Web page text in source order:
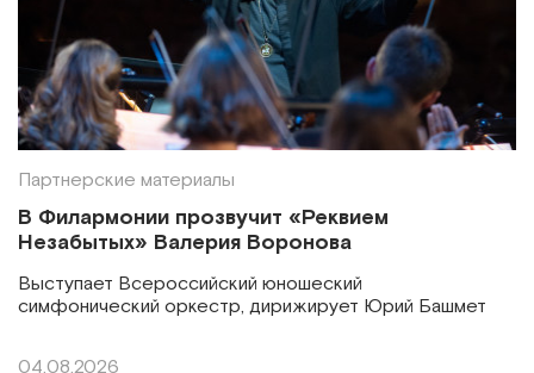
Партнерские материалы
В Филармонии прозвучит «Реквием
Незабытых» Валерия Воронова
Выступает Всероссийский юношеский
симфонический оркестр, дирижирует Юрий Башмет
04.08.2026